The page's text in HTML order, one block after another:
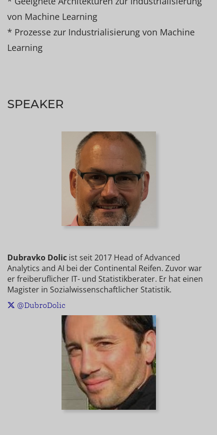
von Machine Learning
* Prozesse zur Industrialisierung von Machine
Learning
SPEAKER
Dubravko Dolic ist seit 2017 Head of Advanced
Analytics and AI bei der Continental Reifen. Zuvor war
er freiberuflicher IT- und Statistikberater. Er hat einen
Magister in Sozialwissenschaftlicher Statistik.
@DubroDolic